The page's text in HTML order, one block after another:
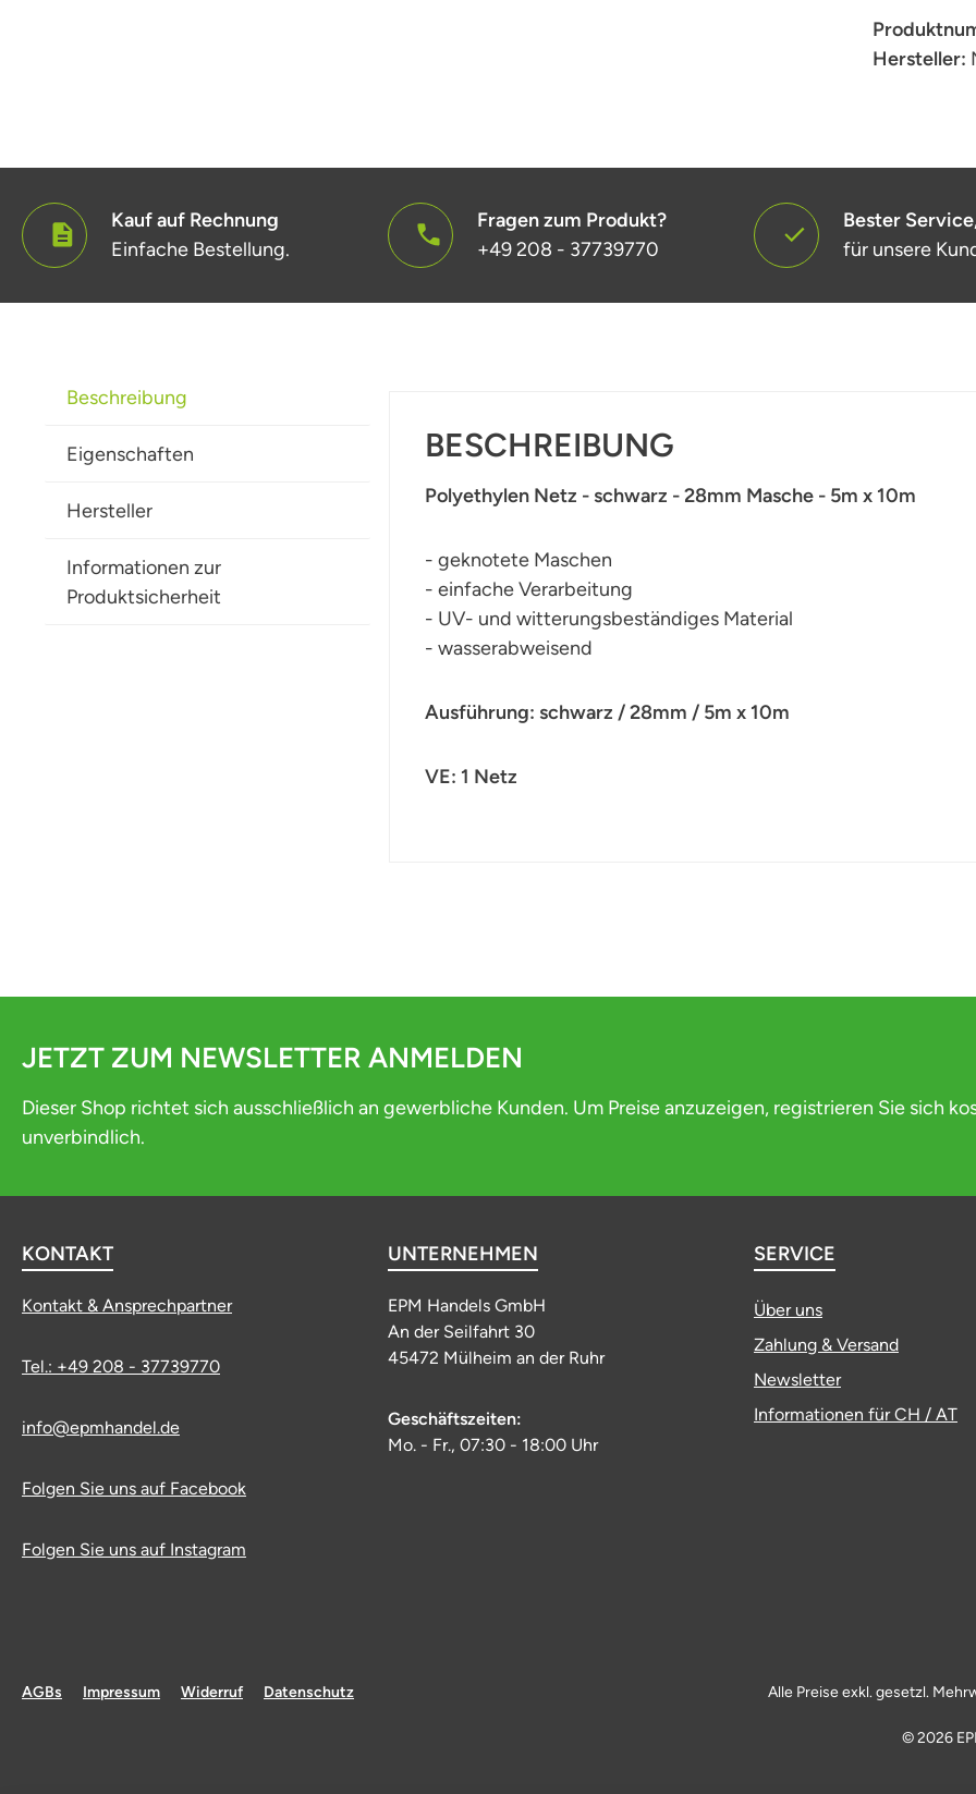
Hersteller:
Kauf auf Rechnung
Einfache Bestellung.
Fragen zum Produkt?
+49 208 - 37739770
Bester
für unsere
Beschreibung
Eigenschaften
Hersteller
Informationen zur
Produktsicherheit
BESCHREIBUNG
Polyethylen Netz - schwarz - 28mm Masche - 5m x 10m
- geknotete Maschen
- einfache Verarbeitung
- UV- und witterungsbeständiges Material
- wasserabweisend
Ausführung: schwarz / 28mm / 5m x 10m
VE: 1 Netz
JETZT ZUM NEWSLETTER ANMELDEN
Dieser Shop richtet sich ausschließlich an gewerbliche Kunden. Um Preise anzuzeigen, registrieren Sie sich
unverbindlich.
KONTAKT
Kontakt & Ansprechpartner
Tel.: +49 208 - 37739770
info@epmhandel.de
Folgen Sie uns auf Facebook
Folgen Sie uns auf Instagram
UNTERNEHMEN
EPM Handels GmbH
An der Seilfahrt 30
45472 Mülheim an der Ruhr
Geschäftszeiten:
Mo. - Fr., 07:30 - 18:00 Uhr
SERVICE
Über uns
Zahlung & Versand
Newsletter
Informationen für CH / AT
AGBs Impressum Widerruf Datenschutz Alle Preise exkl. gesetzl.
© 2026